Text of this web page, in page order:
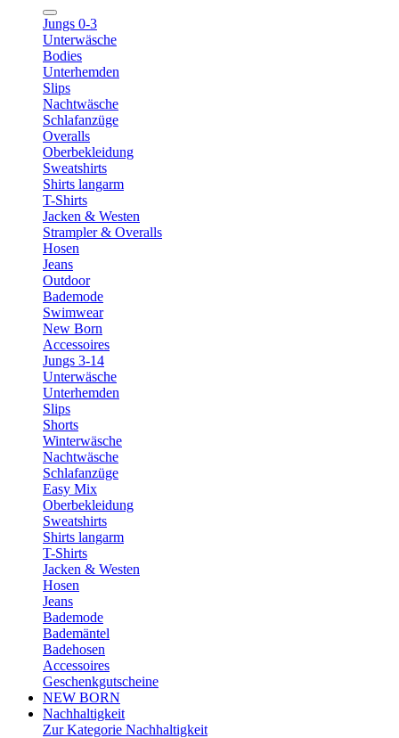
Jungs 0-3
Unterwäsche
Bodies
Unterhemden
Slips
Nachtwäsche
Schlafanzüge
Overalls
Oberbekleidung
Sweatshirts
Shirts langarm
T-Shirts
Jacken & Westen
Strampler & Overalls
Hosen
Jeans
Outdoor
Bademode
Swimwear
New Born
Accessoires
Jungs 3-14
Unterwäsche
Unterhemden
Slips
Shorts
Winterwäsche
Nachtwäsche
Schlafanzüge
Easy Mix
Oberbekleidung
Sweatshirts
Shirts langarm
T-Shirts
Jacken & Westen
Hosen
Jeans
Bademode
Bademäntel
Badehosen
Accessoires
Geschenkgutscheine
NEW BORN
Nachhaltigkeit
Zur Kategorie Nachhaltigkeit